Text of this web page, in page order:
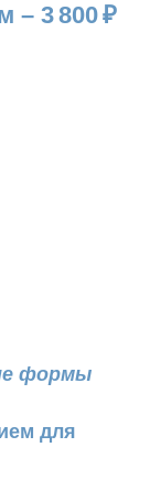
– 3 800₽
формы
для